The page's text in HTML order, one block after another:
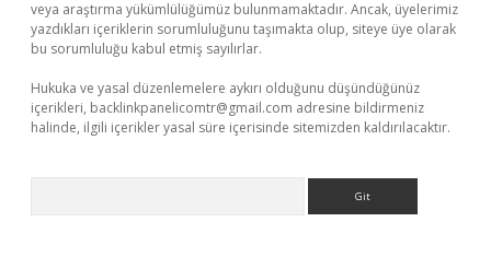
veya araştırma yükümlülüğümüz bulunmamaktadır. Ancak, üyelerimiz
yazdıkları içeriklerin sorumluluğunu taşımakta olup, siteye üye olarak
bu sorumluluğu kabul etmiş sayılırlar.
Hukuka ve yasal düzenlemelere aykırı olduğunu düşündüğünüz
içerikleri, backlinkpanelicomtr@gmail.com adresine bildirmeniz
halinde, ilgili içerikler yasal süre içerisinde sitemizden kaldırılacaktır.